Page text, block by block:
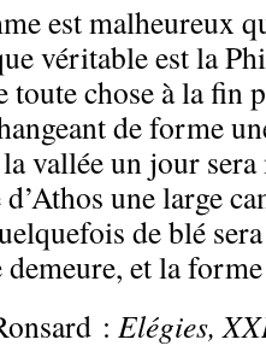
est malheureux
véritable est la
toute chose à la fin
de forme
vallée un jour
une large
de blé
et la
: Elégies, X